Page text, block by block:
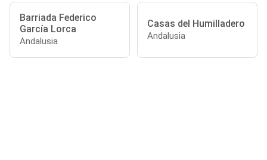
Barriada Federico
García Lorca
Andalusia
Casas del Humilladero
Andalusia